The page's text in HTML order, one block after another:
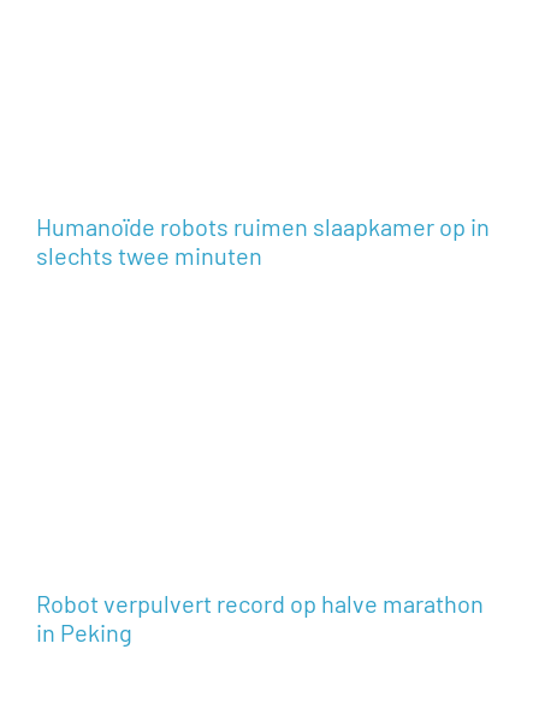
Humanoïde robots ruimen slaapkamer op in
slechts twee minuten
Robot verpulvert record op halve marathon
in Peking